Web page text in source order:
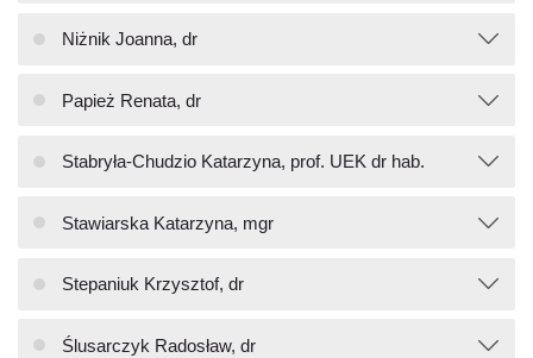
Niżnik Joanna, dr
Papież Renata, dr
Stabryła-Chudzio Katarzyna, prof. UEK dr hab.
Stawiarska Katarzyna, mgr
Stepaniuk Krzysztof, dr
Ślusarczyk Radosław, dr